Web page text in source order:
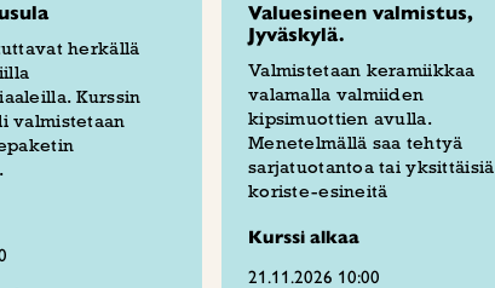
herkällä
Kurssin
valmistetaan
Valuesineen valmistus,
Jyväskylä.
Valmistetaan keramiikkaa
valamalla valmiiden
kipsimuottien avulla.
Menetelmällä saa tehtyä
sarjatuotantoa tai yksittäisiä
koriste-esineitä
Kurssi alkaa
21.11.2026 10:00